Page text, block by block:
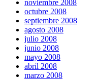
noviembre 2008
octubre 2008
septiembre 2008
agosto 2008
julio 2008
junio 2008
mayo 2008
abril 2008
marzo 2008